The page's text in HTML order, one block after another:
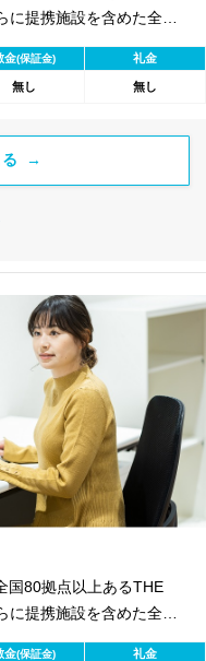
に提携施設を含めた全
金(保証金) 礼金
無し 無し
る →
80拠点以上あるTHE
に提携施設を含めた全
金(保証金) 礼金